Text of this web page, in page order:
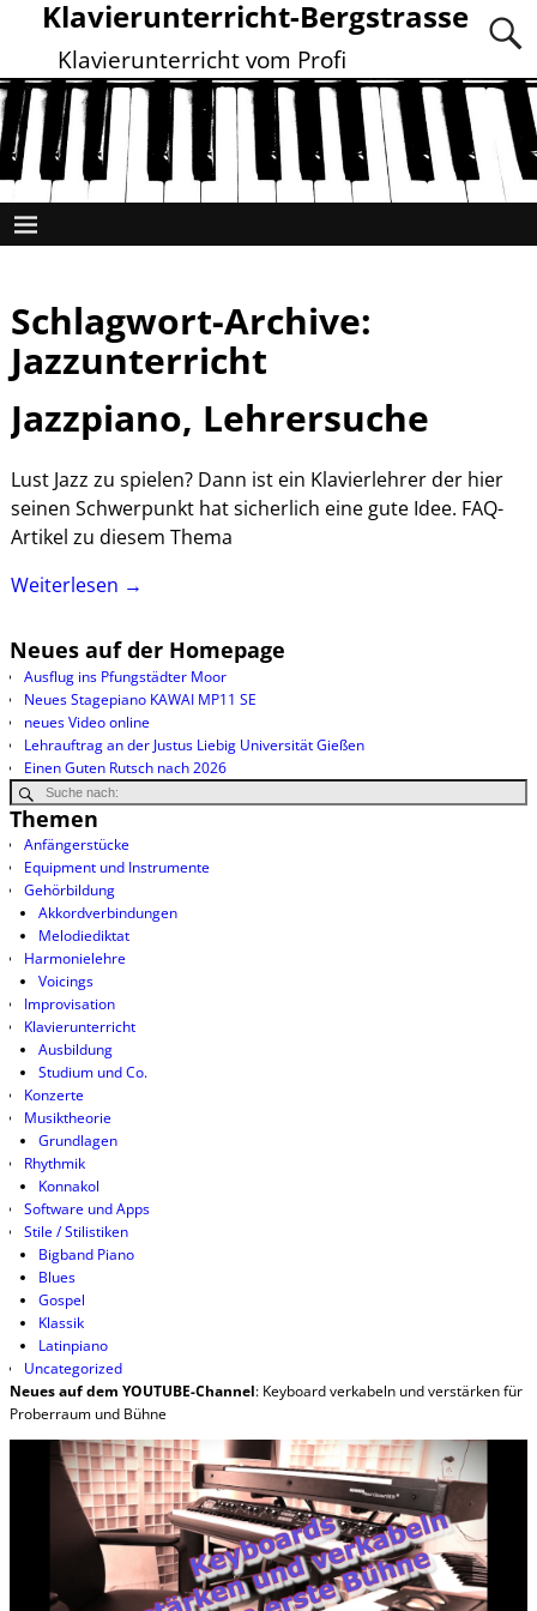
Klavierunterricht-Bergstrasse
Klavierunterricht vom Profi
Schlagwort-Archive:
Jazzunterricht
Jazzpiano, Lehrersuche
Lust Jazz zu spielen? Dann ist ein Klavierlehrer der hier
seinen Schwerpunkt hat sicherlich eine gute Idee. FAQ-
Artikel zu diesem Thema
Weiterlesen →
Neues auf der Homepage
Ausflug ins Pfungstädter Moor
Neues Stagepiano KAWAI MP11 SE
neues Video online
Lehrauftrag an der Justus Liebig Universität Gießen
Einen Guten Rutsch nach 2026
Themen
Anfängerstücke
Equipment und Instrumente
Gehörbildung
Akkordverbindungen
Melodiediktat
Harmonielehre
Voicings
Improvisation
Klavierunterricht
Ausbildung
Studium und Co.
Konzerte
Musiktheorie
Grundlagen
Rhythmik
Konnakol
Software und Apps
Stile / Stilistiken
Bigband Piano
Blues
Gospel
Klassik
Latinpiano
Uncategorized
Neues auf dem YOUTUBE-Channel: Keyboard verkabeln und verstärken für
Proberraum und Bühne